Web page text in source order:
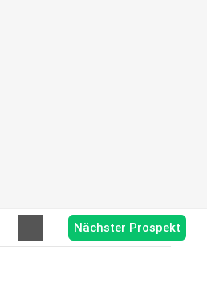
Nächster Prospekt